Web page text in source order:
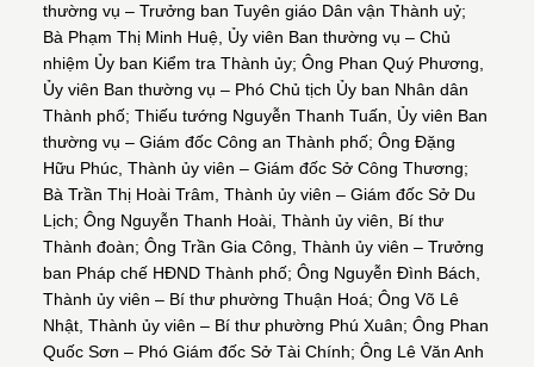
thường vụ – Trưởng ban Tuyên giáo Dân vận Thành uỷ;
Bà Phạm Thị Minh Huệ, Ủy viên Ban thường vụ – Chủ
nhiệm Ủy ban Kiểm tra Thành ủy; Ông Phan Quý Phương,
Ủy viên Ban thường vụ – Phó Chủ tịch Ủy ban Nhân dân
Thành phố; Thiếu tướng Nguyễn Thanh Tuấn, Ủy viên Ban
thường vụ – Giám đốc Công an Thành phố; Ông Đặng
Hữu Phúc, Thành ủy viên – Giám đốc Sở Công Thương;
Bà Trần Thị Hoài Trâm, Thành ủy viên – Giám đốc Sở Du
Lịch; Ông Nguyễn Thanh Hoài, Thành ủy viên, Bí thư
Thành đoàn; Ông Trần Gia Công, Thành ủy viên – Trưởng
ban Pháp chế HĐND Thành phố; Ông Nguyễn Đình Bách,
Thành ủy viên – Bí thư phường Thuận Hoá; Ông Võ Lê
Nhật, Thành ủy viên – Bí thư phường Phú Xuân; Ông Phan
Quốc Sơn – Phó Giám đốc Sở Tài Chính; Ông Lê Văn Anh